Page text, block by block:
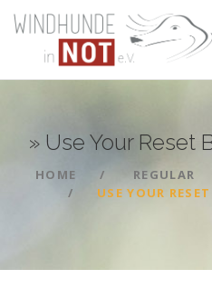
» Use Your Reset
HOME REGULAR
USE YOUR